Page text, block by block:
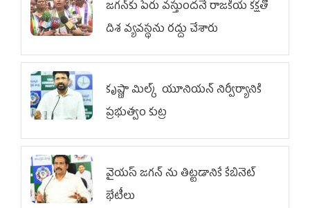
జగన్‌కు పేరు వస్తుందనే రాజకీయ కక్షతో
దిశ వ్య‌వ‌స్థ‌ను రద్దు చేశారు
కృష్ణా మిల్క్‌ యూనియన్‌ నిర్వీర్యానికి
ప్రభుత్వం కుట్ర
వైయ‌స్ జగన్‌ ను తిట్టడానికే కేబినెట్‌
భేటీలు